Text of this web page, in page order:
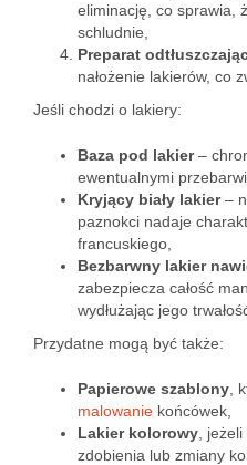
eliminację, co sprawia,
schludnie,
Preparat
nałożenie lakierów, co
Jeśli chodzi o lakiery:
Baza pod lakier–
ewentualnymi
Kryjący biały lakier–
paznokci nadaje
francuskiego,
Bezbarwny lakier
zabezpiecza całość
wydłużając jego
Przydatne mogą być także:
Papierowe szablony ,
malowanie końcówek,
Lakier kolorowy ,
zdobienia lub zmiany